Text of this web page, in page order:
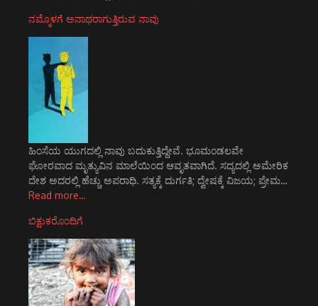
ನಮ್ಮೊಳಗೆ ಅನಾಥರಾಗುತ್ತಿರುವ ನಾವು
ಹಿಂಸೆಯ ಯುಗದಲ್ಲಿ ನಾವು ಬದುಕುತ್ತಿದ್ದೇವೆ. ಭೂಮಂಡಲವೇ
ಘೋರವಾದ ಮೃತ್ಯುವಿನ ಮಾಲೆಯಿಂದ ಆವೃತವಾಗಿದೆ. ಸದ್ಯದಲ್ಲಿ ಅಮೇರಿಕ
ದೇಶ ಅದರಲ್ಲಿ ಹೆಚ್ಚು ಅಪರಾಧಿ. ಸತ್ಯಕ್ಕೆ ದುರ್ಗತಿ; ದ್ವೇಷಕ್ಕೆ ವಿಜಯ; ಪ್ರೇಮ…
Read more…
ಬಿಕ್ಷುಕರೊಂದಿಗೆ